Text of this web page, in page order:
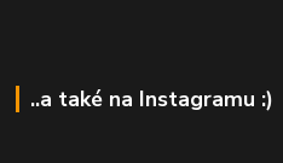
..a také na Instagramu :)